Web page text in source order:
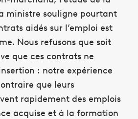
ministre souligne pourtant
aidés sur l’emploi est
Nous refusons que soit
que ces contrats ne
: notre expérience
que leurs
rapidement des emplois
acquise et à la formation